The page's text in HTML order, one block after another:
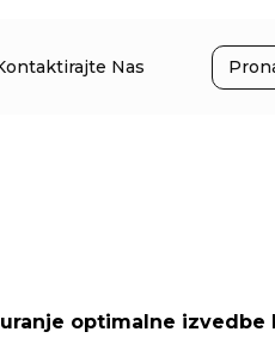
Nas
optimalne izvedbe